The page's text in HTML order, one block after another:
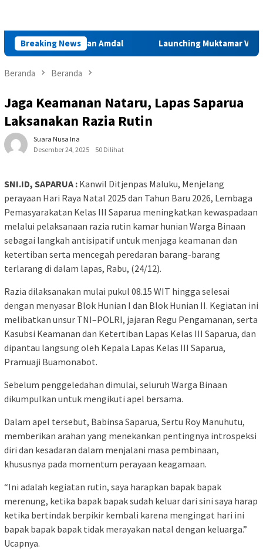
Breaking News
Perlu Kajian Amdal Launching Muktamar VIII di
Beranda Beranda
Jaga Keamanan Nataru, Lapas Saparua
Laksanakan Razia Rutin
Suara Nusa Ina
Desember 24, 2025
50 Dilihat
SNI.ID, SAPARUA : Kanwil Ditjenpas Maluku, Menjelang
perayaan Hari Raya Natal 2025 dan Tahun Baru 2026, Lembaga
Pemasyarakatan Kelas III Saparua meningkatkan kewaspadaan
melalui pelaksanaan razia rutin kamar hunian Warga Binaan
sebagai langkah antisipatif untuk menjaga keamanan dan
ketertiban serta mencegah peredaran barang-barang
terlarang di dalam lapas, Rabu, (24/12).
Razia dilaksanakan mulai pukul 08.15 WIT hingga selesai
dengan menyasar Blok Hunian I dan Blok Hunian II. Kegiatan ini
melibatkan unsur TNI–POLRI, jajaran Regu Pengamanan, serta
Kasubsi Keamanan dan Ketertiban Lapas Kelas III Saparua, dan
dipantau langsung oleh Kepala Lapas Kelas III Saparua,
Pramuaji Buamonabot.
Sebelum penggeledahan dimulai, seluruh Warga Binaan
dikumpulkan untuk mengikuti apel bersama.
Dalam apel tersebut, Babinsa Saparua, Sertu Roy Manuhutu,
memberikan arahan yang menekankan pentingnya introspeksi
diri dan kesadaran dalam menjalani masa pembinaan,
khususnya pada momentum perayaan keagamaan.
“Ini adalah kegiatan rutin, saya harapkan bapak bapak
merenung, ketika bapak bapak sudah keluar dari sini saya harap
ketika bertindak berpikir kembali karena mengingat hari ini
bapak bapak bapak tidak merayakan natal dengan keluarga.”
Ucapnya.